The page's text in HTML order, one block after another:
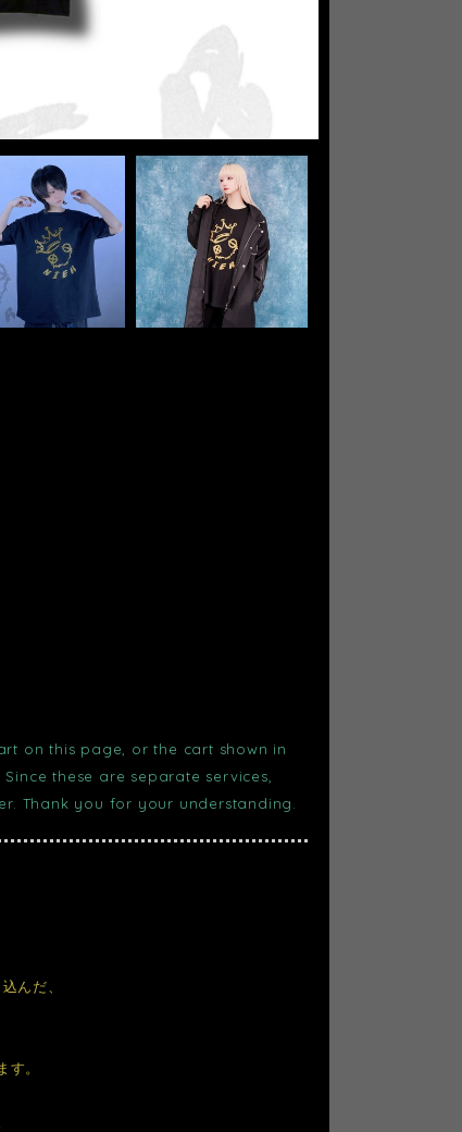
on this page, or the cart shown in
these are separate services,
Thank you for your understanding.
んだ、
。